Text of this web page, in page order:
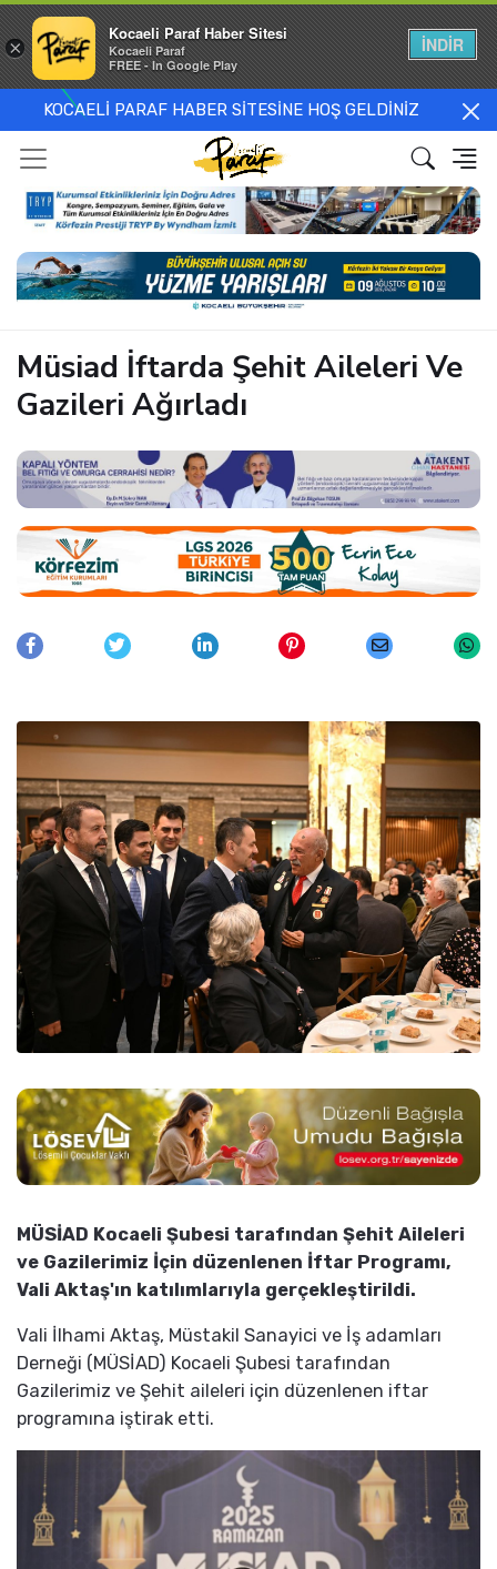
KOCAELİ PARAF HABER SİTESİNE HOŞ GELDİNİZ
Müsiad İftarda Şehit Aileleri Ve
Gazileri Ağırladı
MÜSİAD Kocaeli Şubesi tarafından Şehit Aileleri
ve Gazilerimiz İçin düzenlenen İftar Programı,
Vali Aktaş'ın katılımlarıyla gerçekleştirildi.
Vali İlhami Aktaş, Müstakil Sanayici ve İş adamları
Derneği (MÜSİAD) Kocaeli Şubesi tarafından
Gazilerimiz ve Şehit aileleri için düzenlenen iftar
programına iştirak etti.
×
Kocaeli Paraf Haber Sitesi
Kocaeli Paraf
FREE - In Google Play
İNDİR